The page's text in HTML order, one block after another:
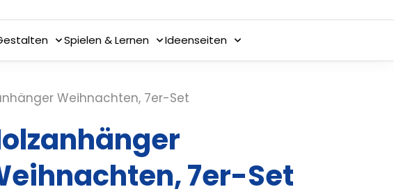
Spielen & Lernen Ideenseiten
Weihnachten, 7er-Set
7er-Set